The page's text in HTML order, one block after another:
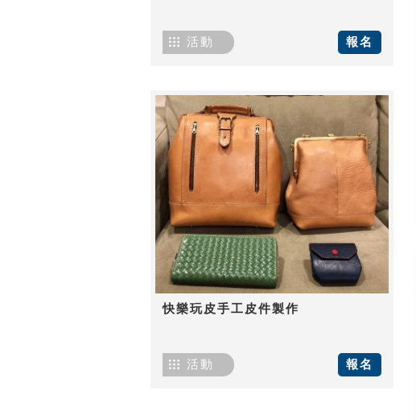
報名
活動
快樂玩皮手工皮件製作
報名
活動